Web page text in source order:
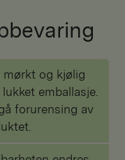
mørkt og kjølig
emballasje.
forurensing av